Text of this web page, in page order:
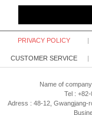
PRIVACY POLICY
CUSTOMER SERVICE
Name of
Tel :
Adress : 48-12, Gwangjang-